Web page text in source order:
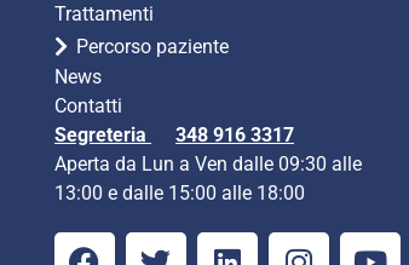
Trattamenti
Percorso paziente
News
Contatti
Segreteria
348 916 3317
Aperta da Lun a Ven dalle 09:30 alle
13:00 e dalle 15:00 alle 18:00